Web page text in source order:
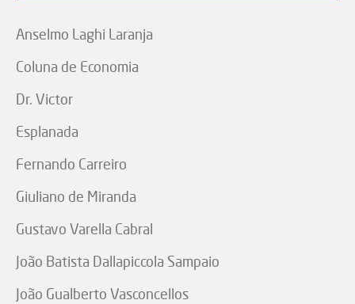
Anselmo Laghi Laranja
Coluna de Economia
Dr. Victor
Esplanada
Fernando Carreiro
Giuliano de Miranda
Gustavo Varella Cabral
João Batista Dallapiccola Sampaio
João Gualberto Vasconcellos